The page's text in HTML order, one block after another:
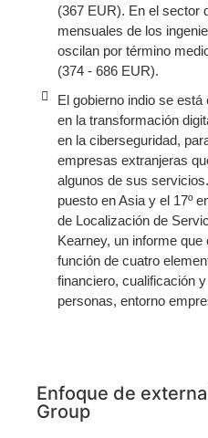
(367 EUR). En el sector
mensuales de los
oscilan por término
(374 - 686 EUR).
El gobierno indio se
en la transformación
en la ciberseguridad,
empresas extranjeras
algunos de sus
puesto en Asia y el 17º
de Localización de
Kearney, un informe
función de cuatro
financiero, cualificación
personas, entorno
Enfoque de
Group